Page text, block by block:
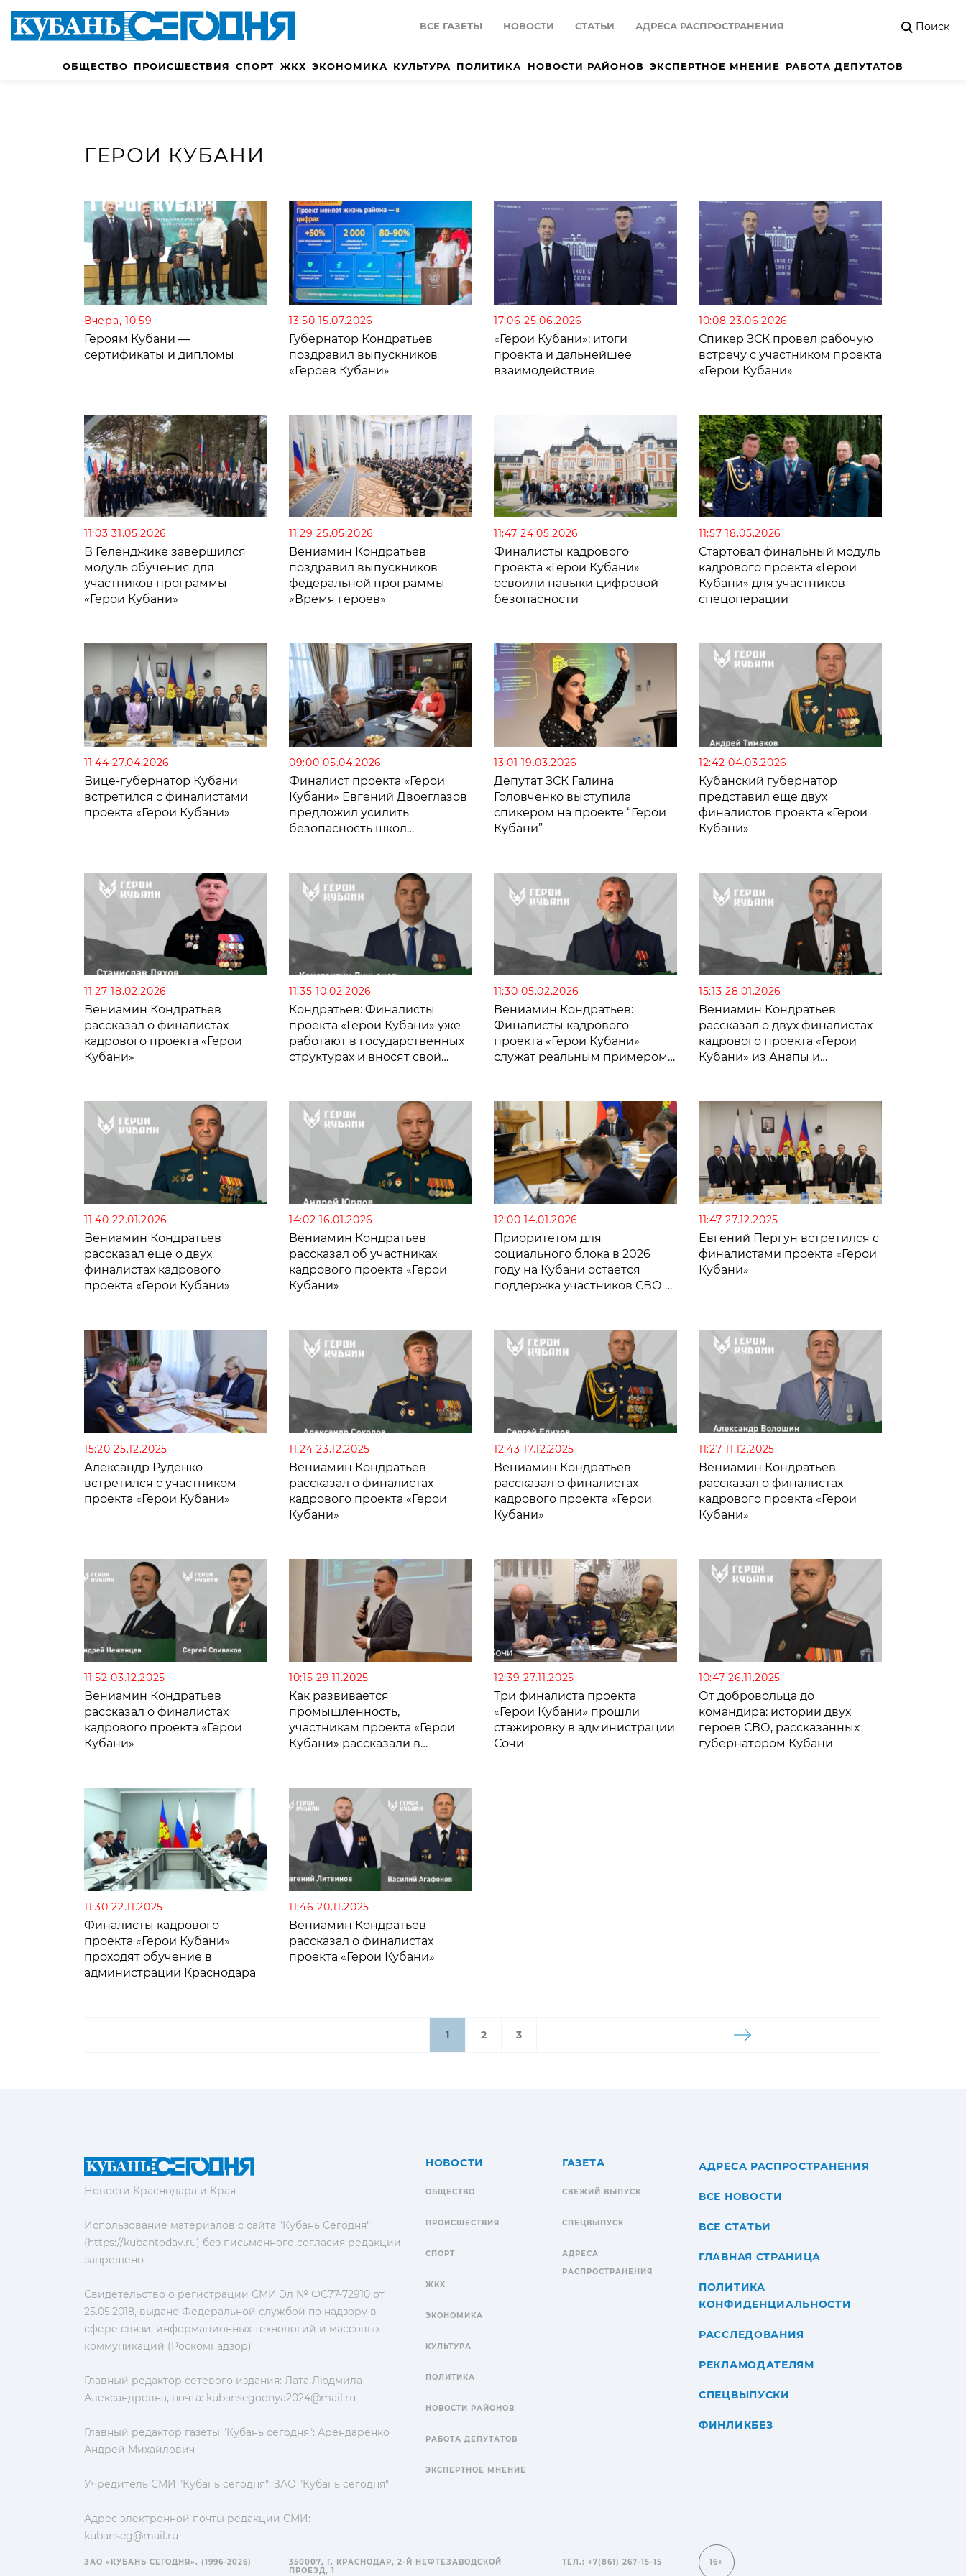
ВСЕ ГАЗЕТЫ НОВОСТИ СТАТЬИ АДРЕСА РАСПРОСТРАНЕНИЯ Поиск
ОБЩЕСТВО ПРОИСШЕСТВИЯ СПОРТ ЖКХ ЭКОНОМИКА КУЛЬТУРА ПОЛИТИКА НОВОСТИ РАЙОНОВ ЭКСПЕРТНОЕ МНЕНИЕ РАБОТА ДЕПУТАТОВ
ГЕРОИ КУБАНИ
Вчера, 10:59
Героям Кубани —
сертификаты и дипломы
13:50 15.07.2026
Губернатор Кондратьев
поздравил выпускников
«Героев Кубани»
17:06 25.06.2026
«Герои Кубани»: итоги
проекта и дальнейшее
взаимодействие
10:08 23.06.2026
Спикер ЗСК провел рабочую
встречу с участником проекта
«Герои Кубани»
11:03 31.05.2026
В Геленджике завершился
модуль обучения для
участников программы
«Герои Кубани»
11:29 25.05.2026
Вениамин Кондратьев
поздравил выпускников
федеральной программы
«Время героев»
11:47 24.05.2026
Финалисты кадрового
проекта «Герои Кубани»
освоили навыки цифровой
безопасности
11:57 18.05.2026
Стартовал финальный модуль
кадрового проекта «Герои
Кубани» для участников
спецоперации
11:44 27.04.2026
Вице-губернатор Кубани
встретился с финалистами
проекта «Герои Кубани»
09:00 05.04.2026
Финалист проекта «Герои
Кубани» Евгений Двоеглазов
предложил усилить
безопасность школ
13:01 19.03.2026
Депутат ЗСК Галина
Головченко выступила
спикером на проекте “Герои
Кубани”
12:42 04.03.2026
Кубанский губернатор
представил еще двух
финалистов проекта «Герои
Кубани»
11:27 18.02.2026
Вениамин Кондратьев
рассказал о финалистах
кадрового проекта «Герои
Кубани»
11:35 10.02.2026
Кондратьев: Финалисты
проекта «Герои Кубани» уже
работают в государственных
структурах и вносят свой
11:30 05.02.2026
Вениамин Кондратьев:
Финалисты кадрового
проекта «Герои Кубани»
служат реальным примером
15:13 28.01.2026
Вениамин Кондратьев
рассказал о двух финалистах
кадрового проекта «Герои
Кубани» из Анапы и
11:40 22.01.2026
Вениамин Кондратьев
рассказал еще о двух
финалистах кадрового
проекта «Герои Кубани»
14:02 16.01.2026
Вениамин Кондратьев
рассказал об участниках
кадрового проекта «Герои
Кубани»
12:00 14.01.2026
Приоритетом для
социального блока в 2026
году на Кубани остается
поддержка участников СВО и
11:47 27.12.2025
Евгений Пергун встретился с
финалистами проекта «Герои
Кубани»
15:20 25.12.2025
Александр Руденко
встретился с участником
проекта «Герои Кубани»
11:24 23.12.2025
Вениамин Кондратьев
рассказал о финалистах
кадрового проекта «Герои
Кубани»
12:43 17.12.2025
Вениамин Кондратьев
рассказал о финалистах
кадрового проекта «Герои
Кубани»
11:27 11.12.2025
Вениамин Кондратьев
рассказал о финалистах
кадрового проекта «Герои
Кубани»
11:52 03.12.2025
Вениамин Кондратьев
рассказал о финалистах
кадрового проекта «Герои
Кубани»
10:15 29.11.2025
Как развивается
промышленность,
участникам проекта «Герои
Кубани» рассказали в
12:39 27.11.2025
Три финалиста проекта
«Герои Кубани» прошли
стажировку в администрации
Сочи
10:47 26.11.2025
От добровольца до
командира: истории двух
героев СВО, рассказанных
губернатором Кубани
11:30 22.11.2025
Финалисты кадрового
проекта «Герои Кубани»
проходят обучение в
администрации Краснодара
11:46 20.11.2025
Вениамин Кондратьев
рассказал о финалистах
проекта «Герои Кубани»
1 2 3
Новости Краснодара и Края
Использование материалов с сайта "Кубань Сегодня"
(https://kubantoday.ru) без письменного согласия редакции
запрещено
Свидетельство о регистрации СМИ Эл № ФС77-72910 от
25.05.2018, выдано Федеральной службой по надзору в
сфере связи, информационных технологий и массовых
коммуникаций (Роскомнадзор)
Главный редактор сетевого издания: Лата Людмила
Александровна, почта: kubansegodnya2024@mail.ru
Главный редактор газеты "Кубань сегодня": Арендаренко
Андрей Михайлович
Учредитель СМИ "Кубань сегодня": ЗАО "Кубань сегодня"
Адрес электронной почты редакции СМИ:
kubanseg@mail.ru
НОВОСТИ
ОБЩЕСТВО
ПРОИСШЕСТВИЯ
СПОРТ
ЖКХ
ЭКОНОМИКА
КУЛЬТУРА
ПОЛИТИКА
НОВОСТИ РАЙОНОВ
РАБОТА ДЕПУТАТОВ
ЭКСПЕРТНОЕ МНЕНИЕ
ГАЗЕТА
СВЕЖИЙ ВЫПУСК
СПЕЦВЫПУСК
АДРЕСА
РАСПРОСТРАНЕНИЯ
АДРЕСА РАСПРОСТРАНЕНИЯ
ВСЕ НОВОСТИ
ВСЕ СТАТЬИ
ГЛАВНАЯ СТРАНИЦА
ПОЛИТИКА
КОНФИДЕНЦИАЛЬНОСТИ
РАССЛЕДОВАНИЯ
РЕКЛАМОДАТЕЛЯМ
СПЕЦВЫПУСКИ
ФИНЛИКБЕЗ
ЗАО «КУБАНЬ СЕГОДНЯ». (1996-2026)
350007, Г. КРАСНОДАР, 2-Й НЕФТЕЗАВОДСКОЙ
ПРОЕЗД, 1
ТЕЛ.: +7(861) 267-15-15 16+